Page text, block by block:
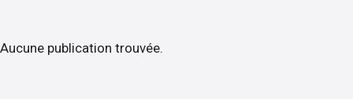
Aucune publication trouvée.